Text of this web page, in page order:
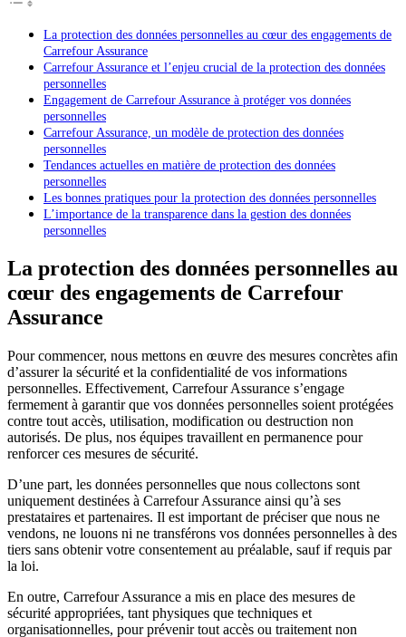
La protection des données personnelles au cœur des engagements de
Carrefour Assurance
Carrefour Assurance et l’enjeu crucial de la protection des données
personnelles
Engagement de Carrefour Assurance à protéger vos données
personnelles
Carrefour Assurance, un modèle de protection des données
personnelles
Tendances actuelles en matière de protection des données
personnelles
Les bonnes pratiques pour la protection des données personnelles
L’importance de la transparence dans la gestion des données
personnelles
La protection des données personnelles au
cœur des engagements de Carrefour
Assurance
Pour commencer, nous mettons en œuvre des mesures concrètes afin
d’assurer la sécurité et la confidentialité de vos informations
personnelles. Effectivement, Carrefour Assurance s’engage
fermement à garantir que vos données personnelles soient protégées
contre tout accès, utilisation, modification ou destruction non
autorisés. De plus, nos équipes travaillent en permanence pour
renforcer ces mesures de sécurité.
D’une part, les données personnelles que nous collectons sont
uniquement destinées à Carrefour Assurance ainsi qu’à ses
prestataires et partenaires. Il est important de préciser que nous ne
vendons, ne louons ni ne transférons vos données personnelles à des
tiers sans obtenir votre consentement au préalable, sauf if requis par
la loi.
En outre, Carrefour Assurance a mis en place des mesures de
sécurité appropriées, tant physiques que techniques et
organisationnelles, pour prévenir tout accès ou traitement non